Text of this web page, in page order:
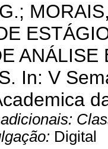
ANÁLISE
In: V
Digital